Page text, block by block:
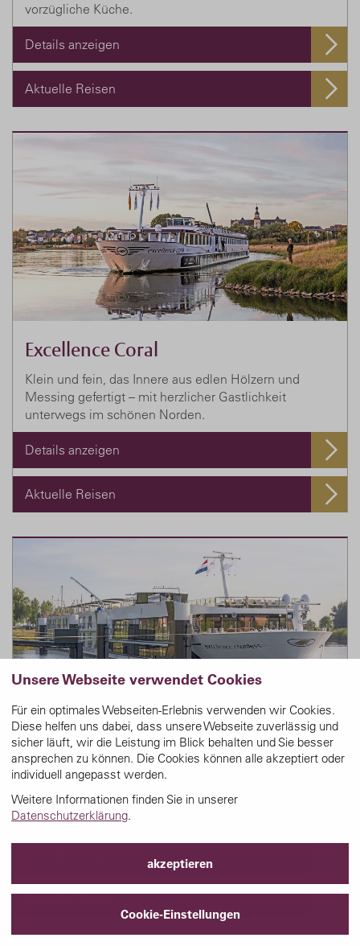
Unsere Webseite verwendet Cookies
Für ein optimales Webseiten-Erlebnis verwenden wir Cookies.
Diese helfen uns dabei, dass unsere Webseite zuverlässig und
sicher läuft, wir die Leistung im Blick behalten und Sie besser
ansprechen zu können. Die Cookies können alle akzeptiert oder
individuell angepasst werden.
Weitere Informationen finden Sie in unserer
Datenschutzerklärung.
akzeptieren
Cookie-Einstellungen
vorzügliche Küche.
Details anzeigen
Aktuelle Reisen
Excellence Coral
Klein und fein, das Innere aus edlen Hölzern und
Messing gefertigt – mit herzlicher Gastlichkeit
unterwegs im schönen Norden.
Details anzeigen
Aktuelle Reisen
Excellence Countess
Ein wahrer Logenplatz auf dem Fluss, ein Ort der
Gastfreundschaft mit viel Platz für Begegnung und
Rückzug.